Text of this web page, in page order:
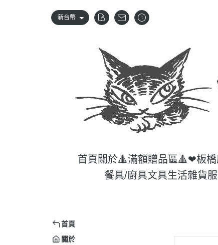
新台幣
首頁 關於🔺滿額贈品區🔺❤板橋
餐具/廚具文具生活雜貨
首頁
關於